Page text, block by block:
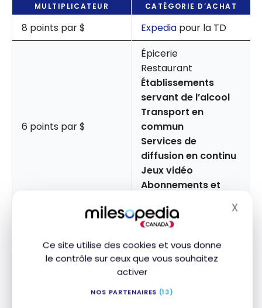
Ce site utilise des cookies et vous donne
le contrôle sur ceux que vous souhaitez
activer
NOS PARTENAIRES (13)
X
MULTIPLICATEUR CATÉGORIE D’ACHAT
8 points par $ Expedia pour la TD
6 points par $
Épicerie
Restaurant
Établissements
servant de l’alcool
Transport en
commun
Services de
diffusion en continu
Jeux vidéo
Abonnements et
Paiements
récurrents
2 points par $
Tout le reste